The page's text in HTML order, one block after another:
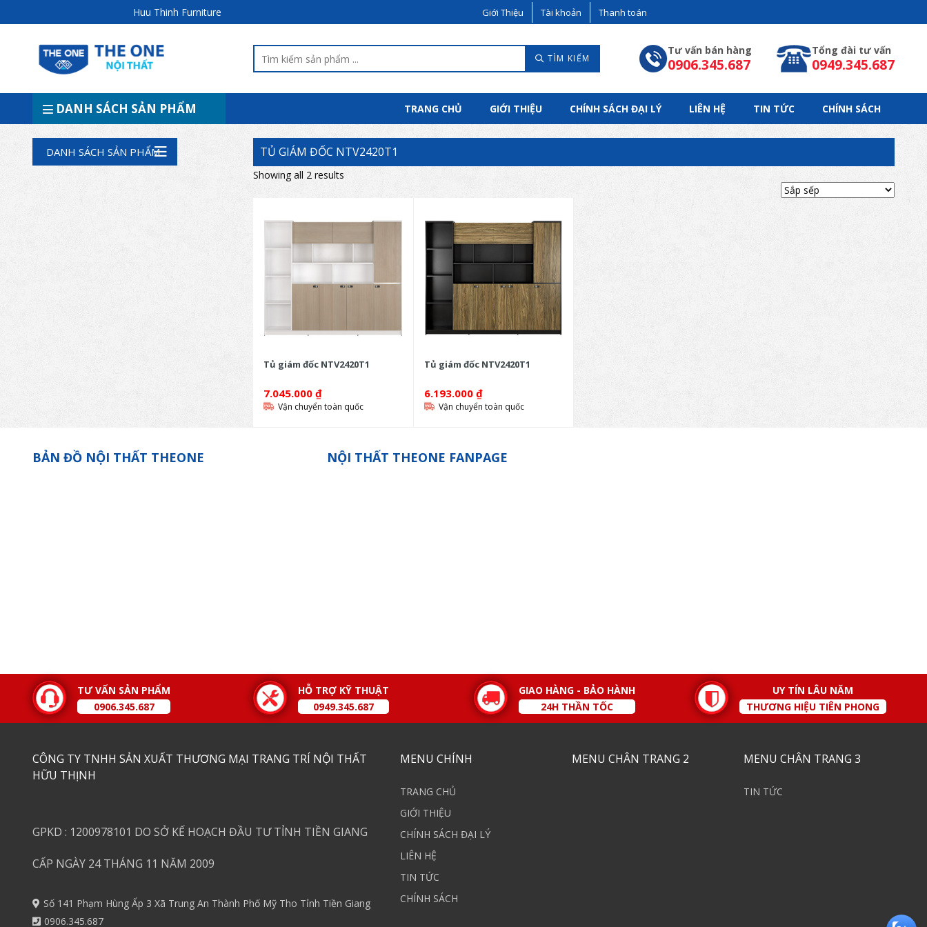
Huu Thinh Furniture Giới Thiệu Tài khoản Thanh toán
TÌM KIẾM
Tư vấn bán hàng
0906.345.687
Tổng đài tư vấn
0949.345.687
DANH SÁCH SẢN PHẨM TRANG CHỦ GIỚI THIỆU CHÍNH SÁCH ĐẠI LÝ LIÊN HỆ TIN TỨC CHÍNH SÁCH
TỦ GIÁM ĐỐC NTV2420T1
Showing all 2 results
Tủ giám đốc NTV2420T1
7.045.000 ₫
Vận chuyển toàn quốc
Tủ giám đốc NTV2420T1
6.193.000 ₫
Vận chuyển toàn quốc
DANH SÁCH SẢN PHẨM
BẢN ĐỒ NỘI THẤT THEONE NỘI THẤT THEONE FANPAGE
TƯ VẤN SẢN PHẨM
0906.345.687
HỖ TRỢ KỸ THUẬT
0949.345.687
GIAO HÀNG - BẢO HÀNH
24H THẦN TỐC
UY TÍN LÂU NĂM
THƯƠNG HIỆU TIÊN PHONG
CÔNG TY TNHH SẢN XUẤT THƯƠNG MẠI TRANG TRÍ NỘI THẤT
HỮU THỊNH
GPKD : 1200978101 DO SỞ KẾ HOẠCH ĐẦU TƯ TỈNH TIỀN GIANG
CẤP NGÀY 24 THÁNG 11 NĂM 2009
Số 141 Phạm Hùng Ấp 3 Xã Trung An Thành Phố Mỹ Tho Tỉnh Tiền Giang
0906.345.687
MENU CHÍNH
TRANG CHỦ
GIỚI THIỆU
CHÍNH SÁCH ĐẠI LÝ
LIÊN HỆ
TIN TỨC
CHÍNH SÁCH
MENU CHÂN TRANG 2 MENU CHÂN TRANG 3
TIN TỨC